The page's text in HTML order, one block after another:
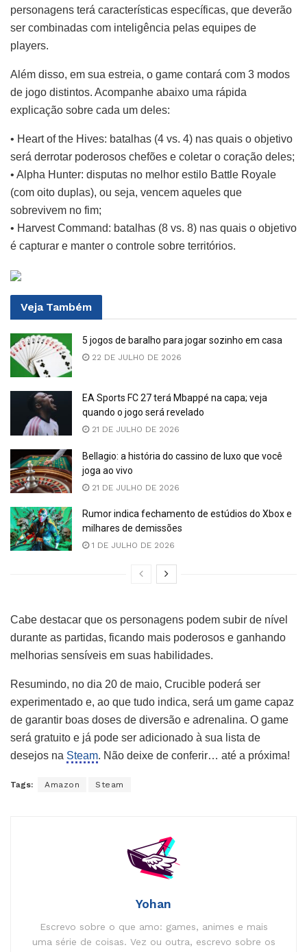
personagens terá características específicas, que deverão
ser combinadas com inteligência pelas equipes de
players.
Além disso, em sua estreia, o game contará com 3 modos
de jogo distintos. Acompanhe abaixo uma rápida
explicação sobre cada um deles:
• Heart of the Hives: batalhas (4 vs. 4) nas quais o objetivo
será derrotar poderosos chefões e coletar o coração deles;
• Alpha Hunter: disputas no melhor estilo Battle Royale
(com oito duplas), ou seja, vencem aqueles que
sobrevivem no fim;
• Harvest Command: batalhas (8 vs. 8) nas quais o objetivo
é capturar e manter o controle sobre territórios.
Veja Também
5 jogos de baralho para jogar sozinho em casa
22 DE JULHO DE 2026
EA Sports FC 27 terá Mbappé na capa; veja
quando o jogo será revelado
21 DE JULHO DE 2026
Bellagio: a história do cassino de luxo que você
joga ao vivo
21 DE JULHO DE 2026
Rumor indica fechamento de estúdios do Xbox e
milhares de demissões
1 DE JULHO DE 2026
Cabe destacar que os personagens podem subir de nível
durante as partidas, ficando mais poderosos e ganhando
melhorias sensíveis em suas habilidades.
Resumindo, no dia 20 de maio, Crucible poderá ser
experimentado e, ao que tudo indica, será um game capaz
de garantir boas doses de diversão e adrenalina. O game
será gratuito e já pode ser adicionado à sua lista de
desejos na Steam. Não deixe de conferir… até a próxima!
Tags: Amazon Steam
Yohan
Escrevo sobre o que amo: games, animes e mais
uma série de coisas. Vez ou outra, escrevo sobre os